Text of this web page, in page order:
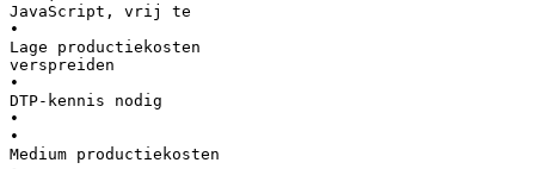
JavaScript, vrij te
•
Lage productiekosten
verspreiden
•
DTP-kennis nodig
•
•
Medium productiekosten